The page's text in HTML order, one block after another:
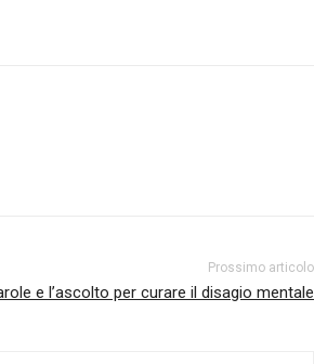
Prossimo articolo
e l’ascolto per curare il disagio mentale